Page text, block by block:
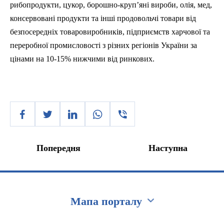
рибопродукти, цукор, борошно-круп’яні вироби, олія, мед,
консервовані продукти та інші продовольчі товари від
безпосередніх товаровиробників, підприємств харчової та
переробної промисловості з різних регіонів України за
цінами на 10-15% нижчими від ринкових.
Попередня Наступна
Мапа порталу